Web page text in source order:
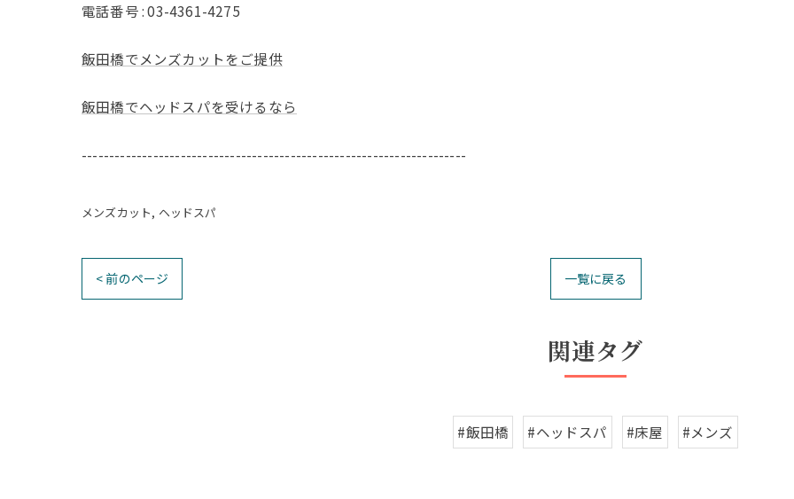
電話番号 : 03-4361-4275
飯田橋でメンズカットをご提供
飯田橋でヘッドスパを受けるなら
----------------------------------------------------------------------
メンズカット ヘッドスパ
< 前のページ 一覧に戻る
関連タグ
#飯田橋 #ヘッドスパ #床屋 #メンズ